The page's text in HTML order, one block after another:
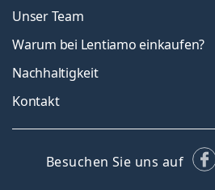
Unser Team
Warum bei Lentiamo einkaufen?
Nachhaltigkeit
Kontakt
Besuchen Sie uns auf